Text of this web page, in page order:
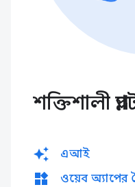
শক্তিশালী
auto_awesome এআই
widgets ওয়েব অ্যাপের